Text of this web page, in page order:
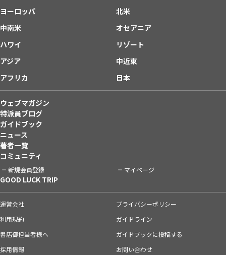
ヨーロッパ
北米
中南米
オセアニア
ハワイ
リゾート
アジア
中近東
アフリカ
日本
ウェブマガジン
特派員ブログ
ガイドブック
ニュース
著者一覧
コミュニティ
新規会員登録 マイページ
GOOD LUCK TRIP
運営会社
プライバシーポリシー
利用規約
ガイドライン
書店御担当者様へ
ガイドブックに投稿する
採用情報
お問い合わせ